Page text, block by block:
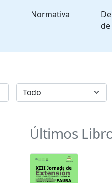
Normativa
Últimos